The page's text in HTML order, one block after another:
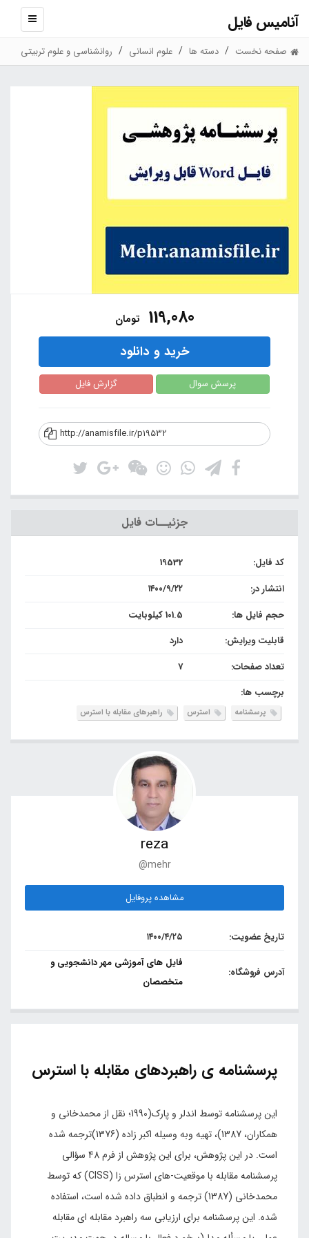
آنامیس فایل
نمایش
صفحه نخست دسته ها علوم انسانی روانشناسی و علوم تربیتی
119,080 تومان
خرید و دانلود
پرسش سوال گزارش فایل
http://anamisfile.ir/p19532
جزئیــات فایل
کد فایل:
19532
انتشار در:
۱۴۰۰/۹/۲۲
حجم فایل ها:
101.5 کیلوبایت
قابلیت ویرایش:
دارد
تعداد صفحات:
7
برچسب ها:
پرسشنامه استرس راهبرهای مقابله با استرس
reza
@mehr
مشاهده پروفایل
تاریخ عضویت: ۱۴۰۰/۴/۲۵
آدرس فروشگاه:
فایل های آموزشی مهر دانشجویی و
متخصصان
پرسشنامه ی راهبردهای مقابله با استرس
این پرسشنامه توسط اندلر و پارک(1990؛ نقل از محمدخانی و
همکاران، 1387)، تهیه وبه وسیله اکبر زاده (1376)ترجمه شده
است. در این پژوهش، برای این پژوهش از فرم 48 سؤالی
پرسشنامه مقابله با موقعیت-های استرس زا (CISS) که توسط
محمدخانی (1387) ترجمه و انطباق داده شده است، استفاده
شده. این پرسشنامه برای ارزیابی سه راهبرد مقابله ای مقابله